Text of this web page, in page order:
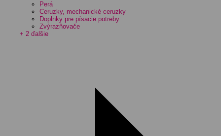
Perá
Ceruzky, mechanické ceruzky
Doplnky pre písacie potreby
Zvýrazňovače
+ 2 ďalšie